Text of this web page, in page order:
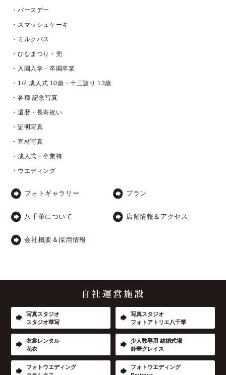
・バースデー
・スマッシュケーキ
・ミルクバス
・ひなまつり・兜
・入園入学・卒園卒業
・1/2 成人式 10歳・十三詣り 13歳
・各種 記念写真
・還暦・長寿祝い
・証明写真
・宣材写真
・成人式・卒業袴
・ウエディング
フォトギャラリー プラン
八千華について 店舗情報＆アクセス
会社概要＆採用情報
写真スタジオ
スタジオ華写
写真スタジオ
フォトアトリエ八千華
衣裳レンタル
花衣
少人数専用 結婚式場
鈴華グレイス
フォトウエディング
フォトウエディング